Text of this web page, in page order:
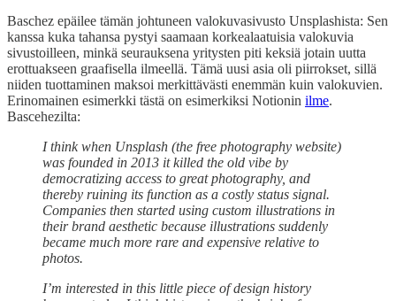
Baschez epäilee tämän johtuneen valokuvasivusto Unsplashista: Sen
kanssa kuka tahansa pystyi saamaan korkealaatuisia valokuvia
sivustoilleen, minkä seurauksena yritysten piti keksiä jotain uutta
erottuakseen graafisella ilmeellä. Tämä uusi asia oli piirrokset, sillä
niiden tuottaminen maksoi merkittävästi enemmän kuin valokuvien.
Erinomainen esimerkki tästä on esimerkiksi Notionin ilme.
Bascehezilta:
I think when Unsplash (the free photography website)
was founded in 2013 it killed the old vibe by
democratizing access to great photography, and
thereby ruining its function as a costly status signal.
Companies then started using custom illustrations in
their brand aesthetic because illustrations suddenly
became much more rare and expensive relative to
photos.
I’m interested in this little piece of design history